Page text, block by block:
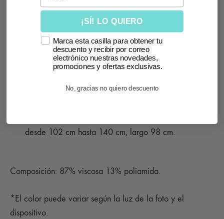
Talla única, recomendado S, M y L. (36-38-40).
Medidas aproximadas:
Top: pecho desde 88 cm hasta 100 cm, largo desde
desde 102 cm hasta 140 cm, largo 98 cm.
Composición: 87% viscosa 13% poliamida.
*El color puede variar según la luz de la foto y el
dispositivo.
¡SÍ! LO QUIERO
Marca esta casilla para obtener tu
descuento y recibir por correo
electrónico nuestras novedades,
promociones y ofertas exclusivas.
No, gracias no quiero descuento